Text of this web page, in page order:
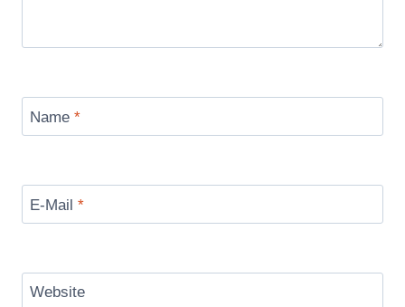
Name *
E-Mail *
Website